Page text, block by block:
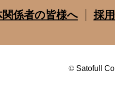
関係者の皆様へ
採
© Satofull